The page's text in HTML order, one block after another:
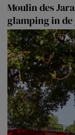
Moulin des
glamping in